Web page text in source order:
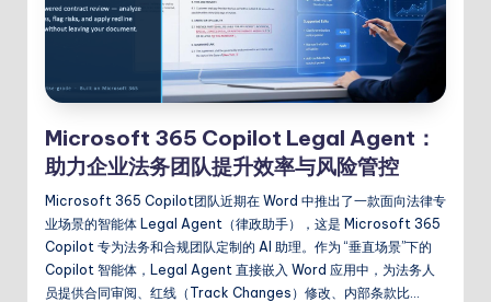
Microsoft 365 Copilot Legal Agent：
助力企业法务团队提升效率与风险管控
Microsoft 365 Copilot团队近期在 Word 中推出了一款面向法律专
业场景的智能体 Legal Agent（律政助手），这是 Microsoft 365
Copilot 专为法务和合规团队定制的 AI 助理。作为 “垂直场景”下的
Copilot 智能体，Legal Agent 直接嵌入 Word 应用中，为法务人
员提供合同审阅、红线（Track Changes）修改、内部条款比…